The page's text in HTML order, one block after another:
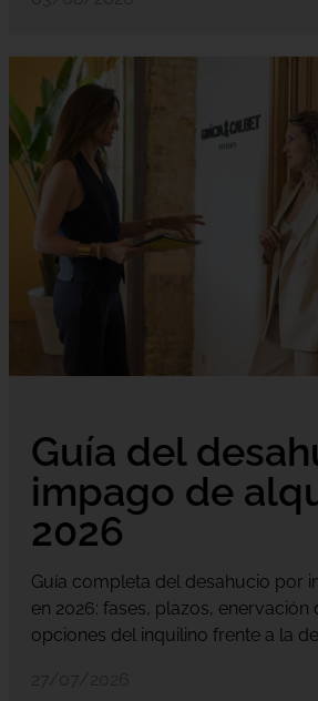
Guía del
impago de
2026
Guía completa del desahucio por
en 2026: fases, plazos, enervación
opciones del inquilino frente a la